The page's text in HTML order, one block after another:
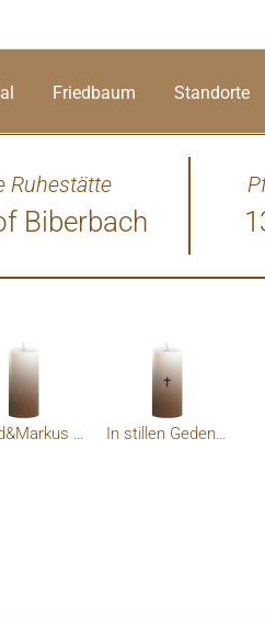
Friedbaum Standorte
Ruhestätte
Biberbach
Erinnerungen Trost
Astrid&Markus Heindl In stillen Gedenken letzte Grüße